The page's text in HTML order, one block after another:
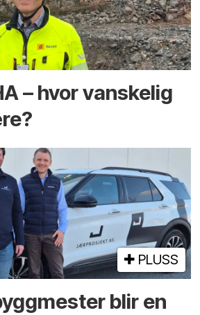
– hvor vanskelig
PLUSS
blir en